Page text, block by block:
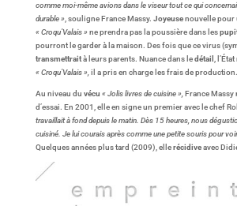
comme moi-même avions dans le viseur tout ce qui
durable » , souligne France Massy. Joyeusenouvelle pour
« Croqu’Valais » ne prendra pas la poussière dans les
pourront le garder à la maison. Des fois que ce virus
transmettraità leurs parents. Nuance dans ledétail
,
« Croqu’Valais », il a pris en charge les frais de production.
Au niveau du vécu « Jolis livres de cuisine », France Massy
d’essai. En 2001, elle en signe un premier avec le chef
travaillait à fond depuis le matin. Dès 15 heures, nous
cuisiné. Je lui courais après comme une petite souris pour
Quelques années plus tard (2009), ellerécidiveavec